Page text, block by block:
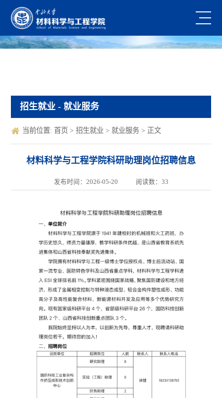
招生就业 - 就业服务
当前位置: 首页 > 招生就业 > 就业服务 > 正文
材料科学与工程学院科研助理岗位招聘信息
发布时间：2026-05-20 阅读数： 33